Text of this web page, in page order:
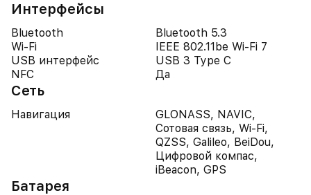
Интерфейсы
Bluetooth
Bluetooth 5.3
Wi-Fi
IEEE 802.11be Wi-Fi 7
USB интерфейс
USB 3 Type C
NFC
Да
Сеть
Навигация
GLONASS, NAVIC,
Сотовая связь, Wi-Fi,
QZSS, Galileo, BeiDou,
Цифровой компас,
iBeacon, GPS
Батарея